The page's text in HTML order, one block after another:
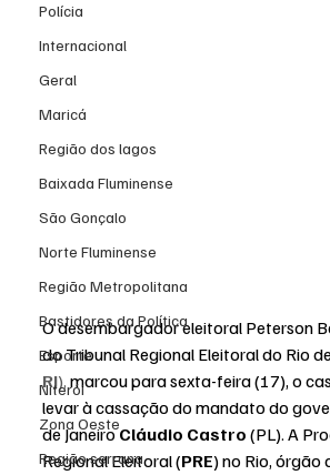
Polícia
Internacional
Geral
Maricá
Região dos lagos
Baixada Fluminense
São Gonçalo
Norte Fluminense
Região Metropolitana
Bastidores da Política
Esporte
Niterói
Zona Oeste
Região serrana
O desembargador eleitoral Peterson
do Tribunal Regional Eleitoral do Rio
RJ), marcou para sexta-feira (17), o
levar à cassação do mandato do
de Janeiro Cláudio Castro (PL). A
Regional Eleitoral (PRE) no Rio, órgão